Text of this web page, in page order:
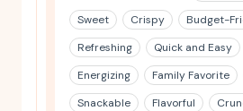
Sweet
Crispy
Budget-
Refreshing
Quick and Easy
Energizing
Family Favorite
Snackable
Flavorful